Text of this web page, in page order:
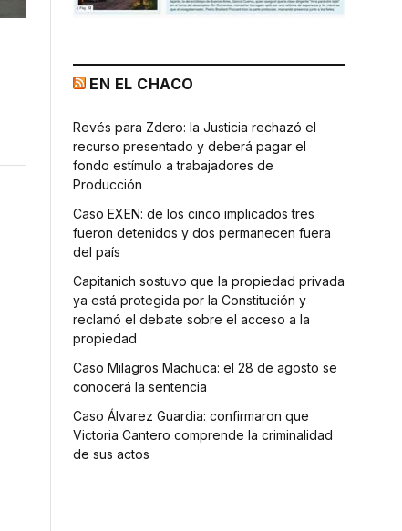
EN EL CHACO
Revés para Zdero: la Justicia rechazó el
recurso presentado y deberá pagar el
fondo estímulo a trabajadores de
Producción
Caso EXEN: de los cinco implicados tres
fueron detenidos y dos permanecen fuera
del país
Capitanich sostuvo que la propiedad privada
ya está protegida por la Constitución y
reclamó el debate sobre el acceso a la
propiedad
Caso Milagros Machuca: el 28 de agosto se
conocerá la sentencia
Caso Álvarez Guardia: confirmaron que
Victoria Cantero comprende la criminalidad
de sus actos